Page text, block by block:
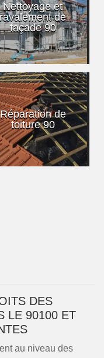
Nettoyage et
ravalement de
façade 90
Réparation de
toiture 90
DES
LE 90100 ET
au niveau des